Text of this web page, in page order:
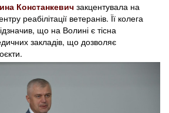
Констанкевич закцентувала на
реабілітації ветеранів. Її колега
що на Волині є тісна
закладів, що дозволяє